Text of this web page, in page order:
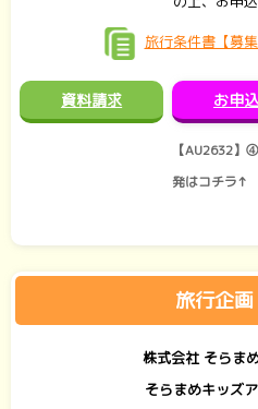
旅行条件書【募
資料請求 お申
【AU2632
発はコチラ↑
旅行企
株式会社 そらま
そらまめキッズ